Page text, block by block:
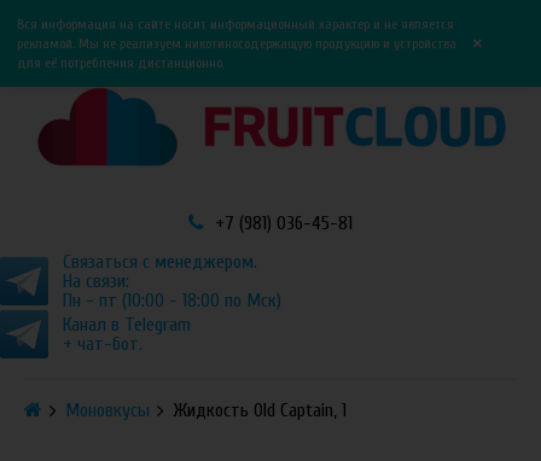
0
Вся информация на сайте носит информационный характер и не является
рекламой. Мы не реализуем никотиносодержащую продукцию и устройства
для её потребления дистанционно.
×
+7 (981) 036-45-81
Связаться с менеджером.
На связи:
Пн - пт (10:00 - 18:00 по Мск)
Канал в Telegram
+ чат-бот.
Моновкусы Жидкость Old Captain, 1